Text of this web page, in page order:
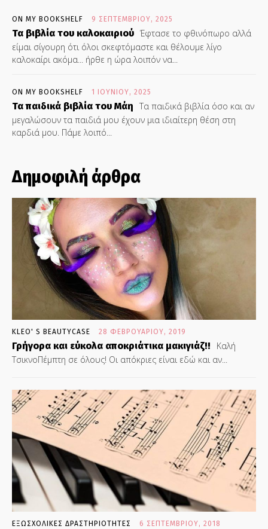
ON MY BOOKSHELF 9 ΣΕΠΤΕΜΒΡΊΟΥ, 2025
Τα βιβλία του καλοκαιριού Έφτασε το φθινόπωρο αλλά
είμαι σίγουρη ότι όλοι σκεφτόμαστε και θέλουμε λίγο
καλοκαίρι ακόμα... ήρθε η ώρα λοιπόν να...
ON MY BOOKSHELF 1 ΙΟΥΝΊΟΥ, 2025
Τα παιδικά βιβλία του Μάη Τα παιδικά βιβλία όσο και αν
μεγαλώσουν τα παιδιά μου έχουν μια ιδιαίτερη θέση στη
καρδιά μου. Πάμε λοιπό...
Δημοφιλή άρθρα
KLEO' S BEAUTYCASE 28 ΦΕΒΡΟΥΑΡΊΟΥ, 2019
Γρήγορα και εύκολα αποκριάτικα μακιγιάζ!!
Καλή
ΤσικνοΠέμπτη σε όλους! Οι απόκριες είναι εδώ και αν...
ΕΞΩΣΧΟΛΙΚΕΣ ΔΡΑΣΤΗΡΙΟΤΗΤΕΣ 6 ΣΕΠΤΕΜΒΡΊΟΥ, 2018